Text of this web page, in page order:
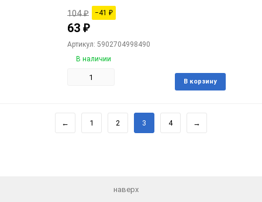
104₽ −41 ₽
63 ₽
Артикул: 5902704998490
В наличии
В корзину
← 1 2 3 4 →
наверх